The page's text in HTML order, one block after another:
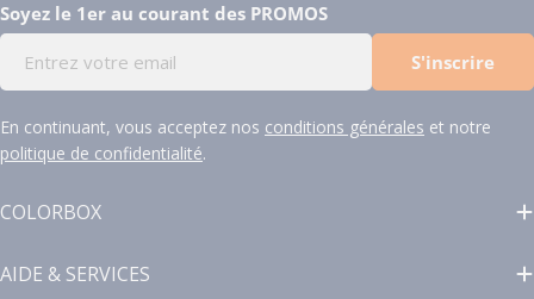
Soyez le 1er au courant des PROMOS
mail
S'inscrire
En continuant, vous acceptez nos conditions générales et notre
politique de confidentialité.
COLORBOX
AIDE & SERVICES